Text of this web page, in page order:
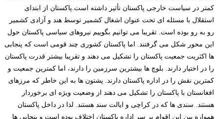
کمتر در سیاست خارجی پاکستان تأثیر داشته است.پاکستان از ابتدای
استقلال با مسئله ای تحت عنوان اشغال کشمیر توسط هند و آزادی کشمیر
رو به رو بوده است. تقریبا می توانیم بگوییم نیروهای سیاسی پاکستان حول
این محور شکل می گرفتند. اما پاکستان کشوری چند قومی است که پنجابی
ها اکثریت جمعیت پاکستان را تشکیل می دهند و تقریبا بیشتر قدرت پاکستان
را در اختیار دارند. بلوچ ها بیشترین سرزمین را دارند، اما کمترین جمعیت و
کمترین نقش را در اداره پاکستان دارند. پشتون ها به این خاطر که مرزهای
افغانستان با پاکستان را تشکیل می دهند از وضعیت ویژه ای برخوردار
هستند. سندی ها که در کراچی و ایالت سند هستند. لذا در داخل پاکستان
همواره بین این اقوام بر سر اداره پاکستان اختلاف بوده است و پنجابی ها